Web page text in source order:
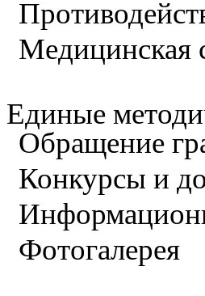
Медицинская
Единые
Обращение
Конкурсы и
Фотогалерея